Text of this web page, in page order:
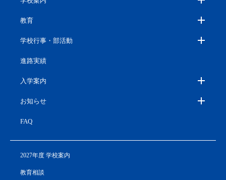
教育
学校行事・部活動
進路実績
入学案内
お知らせ
FAQ
2027年度 学校案内
教育相談